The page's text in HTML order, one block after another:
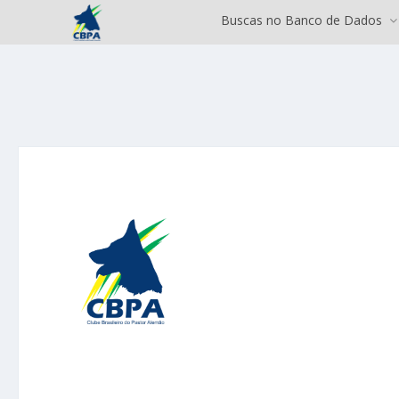
Buscas no Banco de Dados